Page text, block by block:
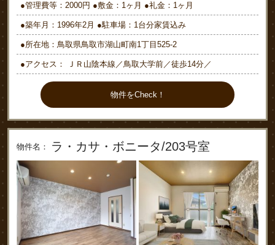
●管理費等：2000円 ●敷金：1ヶ月 ●礼金：1ヶ月
●築年月：1996年2月 ●駐車場：1台分家賃込み
●所在地：鳥取県鳥取市湖山町南1丁目525-2
●アクセス： ＪＲ山陰本線／鳥取大学前／徒歩14分／
物件をCheck！
物件名： ラ・カサ・ボニータ/203号室